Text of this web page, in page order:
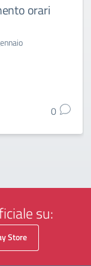
orari
0
su:
Store